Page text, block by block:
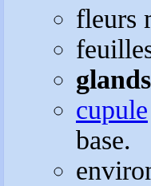
fleurs
cupule
base.